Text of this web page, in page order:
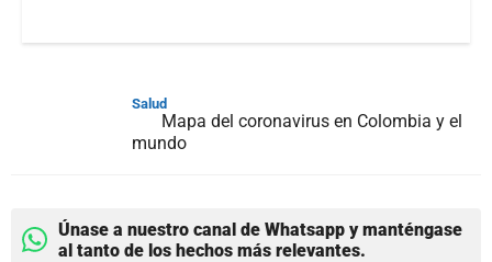
Salud
Mapa del coronavirus en Colombia y el
mundo
Únase a nuestro canal de Whatsapp y manténgase
al tanto de los hechos más relevantes.